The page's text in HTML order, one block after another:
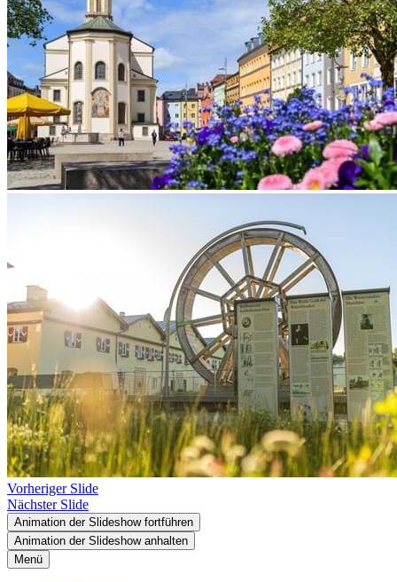
Vorheriger Slide
Nächster Slide
Animation der Slideshow fortführen
Animation der Slideshow anhalten
Menü